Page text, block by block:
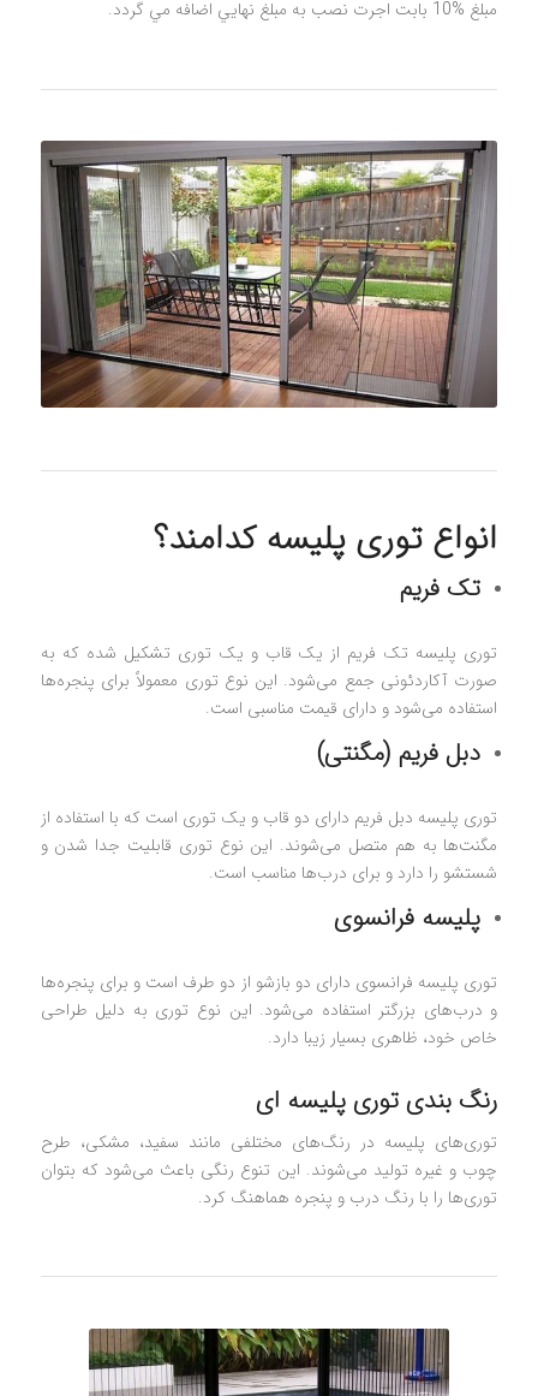
مبلغ %10 بابت اجرت نصب به مبلغ نهايي اضافه مي گردد.
انواع توری پلیسه کدامند؟
تک فریم
توری پلیسه تک فریم از یک قاب و یک توری تشکیل شده که به
صورت آکاردئونی جمع می‌شود. این نوع توری معمولاً برای پنجره‌ها
استفاده می‌شود و دارای قیمت مناسبی است.
دبل فریم (مگنتی)
توری پلیسه دبل فریم دارای دو قاب و یک توری است که با استفاده از
مگنت‌ها به هم متصل می‌شوند. این نوع توری قابلیت جدا شدن و
شستشو را دارد و برای درب‌ها مناسب است.
پلیسه فرانسوی
توری پلیسه فرانسوی دارای دو بازشو از دو طرف است و برای پنجره‌ها
و درب‌های بزرگتر استفاده می‌شود. این نوع توری به دلیل طراحی
خاص خود، ظاهری بسیار زیبا دارد.
رنگ بندی توری پلیسه ای
توری‌های پلیسه در رنگ‌های مختلفی مانند سفید، مشکی، طرح
چوب و غیره تولید می‌شوند. این تنوع رنگی باعث می‌شود که بتوان
توری‌ها را با رنگ درب و پنجره هماهنگ کرد.